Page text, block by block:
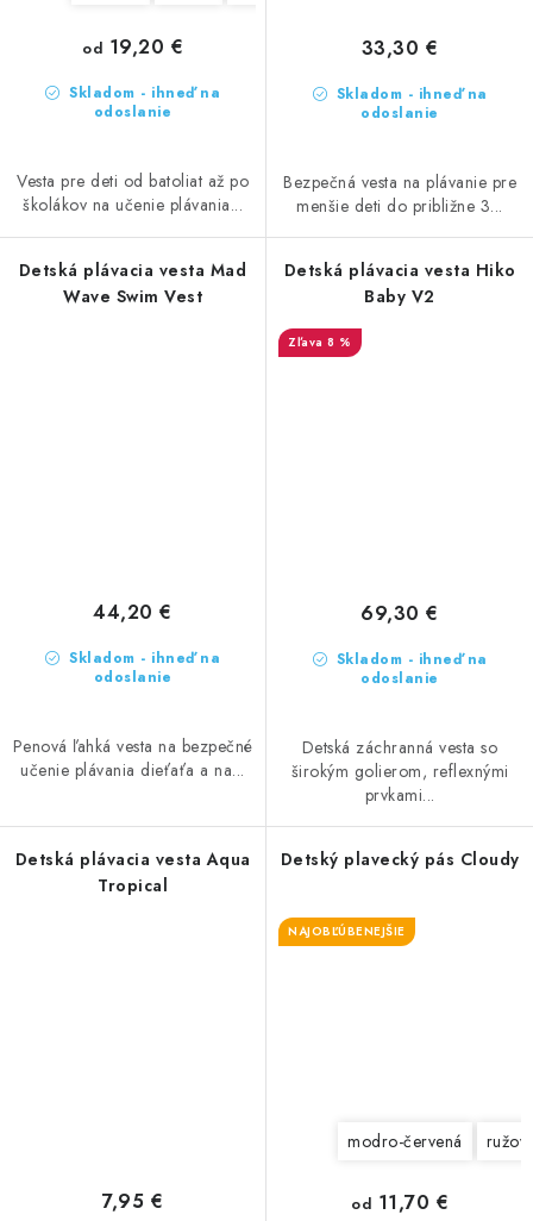
Skladom - ihneď na
odoslanie
od 19,20 €
Vesta pre deti od batoliat až po
školákov na učenie plávania...
Skladom - ihneď na
odoslanie
33,30 €
Bezpečná vesta na plávanie pre
menšie deti do približne 3...
Detská plávacia vesta Mad
Wave Swim Vest
Skladom - ihneď na
odoslanie
44,20 €
Penová ľahká vesta na bezpečné
učenie plávania dieťaťa a na...
Detská plávacia vesta Hiko
Baby V2
8 %
Skladom - ihneď na
odoslanie
69,30 €
Detská záchranná vesta so
širokým golierom, reflexnými
prvkami...
Detská plávacia vesta Aqua
Tropical
7,95 €
Detský plavecký pás Cloudy
NAJOBĽÚBENEJŠIE
modro-červená
od 11,70 €